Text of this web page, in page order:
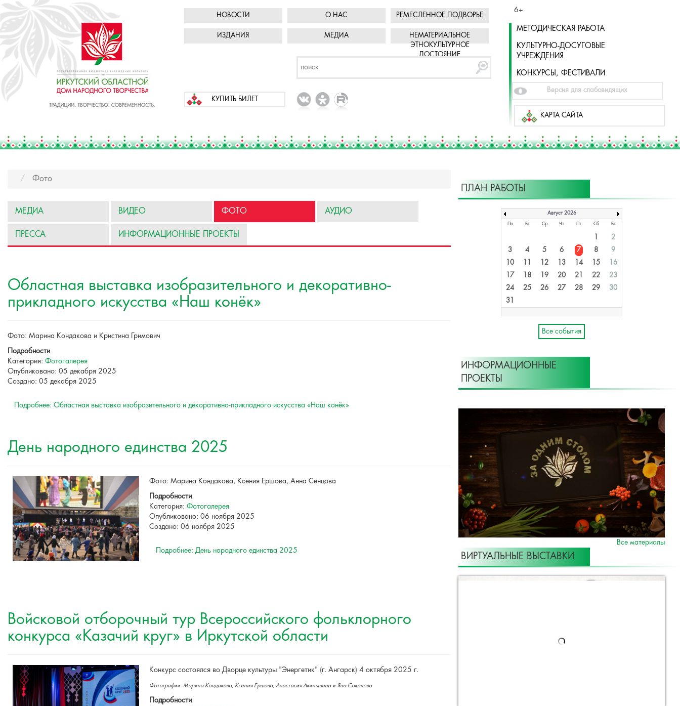
НОВОСТИ О НАС РЕМЕСЛЕННОЕ ПОДВОРЬЕ
ИЗДАНИЯ МЕДИА
НЕМАТЕРИАЛЬНОЕ
ЭТНОКУЛЬТУРНОЕ
ДОСТОЯНИЕ
КУПИТЬ БИЛЕТ
6+
МЕТОДИЧЕСКАЯ РАБОТА
КУЛЬТУРНО-ДОСУГОВЫЕ
УЧРЕЖДЕНИЯ
КОНКУРСЫ, ФЕСТИВАЛИ
Версия для слабовидящих
КАРТА САЙТА
Фото
МЕДИА ВИДЕО ФОТО АУДИО
ПРЕССА ИНФОРМАЦИОННЫЕ ПРОЕКТЫ
Областная выставка изобразительного и декоративно-
прикладного искусства «Наш конёк»
Фото: Марина Кондакова и Кристина Гримович
Подробности
Категория: Фотогалерея
Опубликовано: 05 декабря 2025
Создано: 05 декабря 2025
Подробнее: Областная выставка изобразительного и декоративно-прикладного искусства «Наш конёк»
День народного единства 2025
Фото: Марина Кондакова, Ксения Ершова, Анна Сенцова
Подробности
Категория: Фотогалерея
Опубликовано: 06 ноября 2025
Создано: 06 ноября 2025
Подробнее: День народного единства 2025
Войсковой отборочный тур Всероссийского фольклорного
конкурса «Казачий круг» в Иркутской области
Конкурс состоялся во Дворце культуры "Энергетик" (г. Ангарск) 4 октября 2025 г.
Фотографии: Марина Кондакова, Ксения Ершова, Анастасия Акиньшина и Яна Соколова
Подробности
ПЛАН РАБОТЫ
Август 2026
Пн Вт Ср Чт Пт Сб Вс
1
2
3
4 5 6 7 8
9
10
11 12 13 14 15
16
17
18 19 20 21 22
23
24
25 26 27 28 29
30
31
Все события
ИНФОРМАЦИОННЫЕ
ПРОЕКТЫ
Все материалы
ВИРТУАЛЬНЫЕ ВЫСТАВКИ